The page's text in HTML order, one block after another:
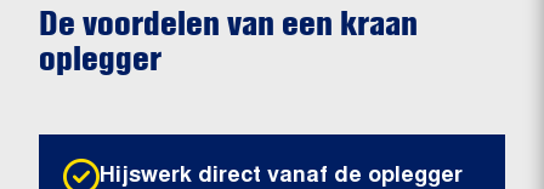
De voordelen van een kraan
oplegger
Hijswerk direct vanaf de oplegger